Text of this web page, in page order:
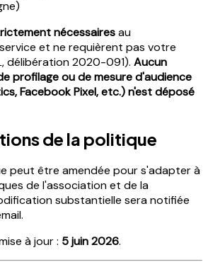
nécessairesau
et ne requièrent pas votre
délibération 2020-091). Aucun
profilage ou de mesure d'audience
Facebook Pixel, etc.) n'est déposé
de la politique
peut être amendée pour s'adapter à
de l'association et de la
substantielle sera notifiée
à jour : 5 juin 2026.